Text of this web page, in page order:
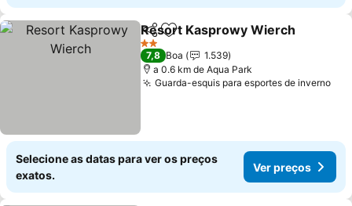
PartilharAdicionar aos favoritos
Resort Kasprowy Wierch
2 Estrelas
7,8 Boa
1.539
a 0.6 km de Aqua Park
Guarda-esquis para esportes de inverno
Selecione as datas para ver os preços
exatos.
Ver preços